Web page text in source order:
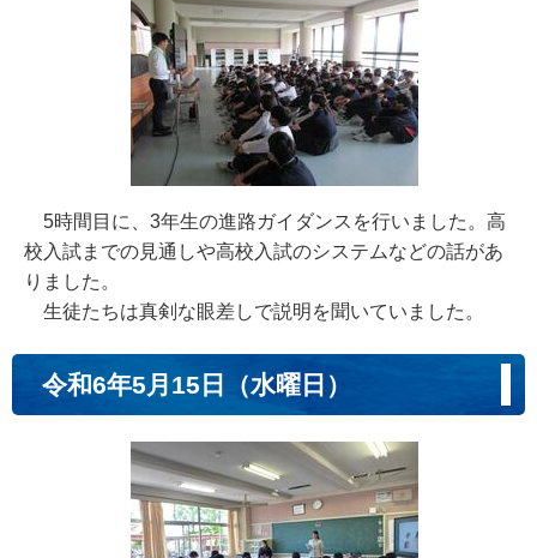
5時間目に、3年生の進路ガイダンスを行いました。高
校入試までの見通しや高校入試のシステムなどの話があ
りました。
生徒たちは真剣な眼差しで説明を聞いていました。
令和6年5月15日（水曜日）